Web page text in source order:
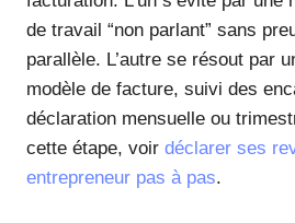
de travail “non parlant” sans
parallèle. L’autre se résout par
modèle de facture, suivi des
déclaration mensuelle ou
cette étape, voir déclarer ses
entrepreneur pas à pas.